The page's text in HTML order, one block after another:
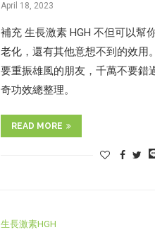
April 18, 2023
補充 生長激素 HGH 不但可以幫
老化，還有其他意想不到的效用
要重振雄風的朋友，千萬不要錯
奇功效總整理。
READ MORE
生長激素HGH